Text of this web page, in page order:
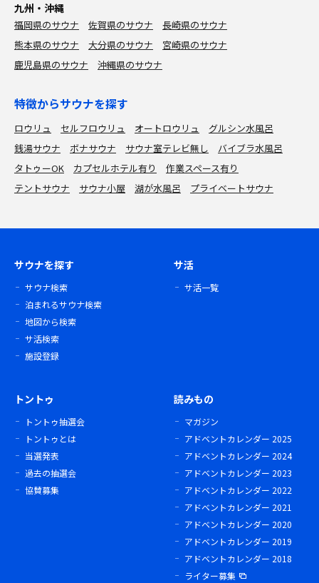
九州・沖縄
福岡県のサウナ 佐賀県のサウナ
長崎県のサウナ
熊本県のサウナ
大分県のサウナ
宮崎県のサウナ
鹿児島県のサウナ
沖縄県のサウナ
特徴からサウナを探す
ロウリュ セルフロウリュ オートロウリュ
グルシン水風呂
銭湯サウナ
ボナサウナ サウナ室テレビ無し
バイブラ水風呂
タトゥーOK
カプセルホテル有り
作業スペース有り
テントサウナ
サウナ小屋 湖が水風呂 プライベートサウナ
サウナを探す
サウナ検索
泊まれるサウナ検索
地図から検索
サ活検索
施設登録
サ活
サ活一覧
トントゥ
トントゥ抽選会
トントゥとは
当選発表
過去の抽選会
協賛募集
読みもの
マガジン
アドベントカレンダー 2025
アドベントカレンダー 2024
アドベントカレンダー 2023
アドベントカレンダー 2022
アドベントカレンダー 2021
アドベントカレンダー 2020
アドベントカレンダー 2019
アドベントカレンダー 2018
ライター募集